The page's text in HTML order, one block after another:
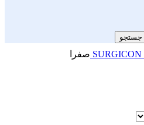
جستجو
صفرا